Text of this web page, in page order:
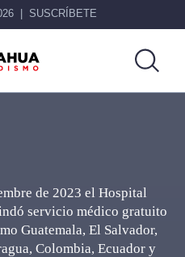
SUSCRÍBETE
de 2023 el Hospital
servicio médico gratuito
Guatemala, El Salvador,
Colombia, Ecuador y